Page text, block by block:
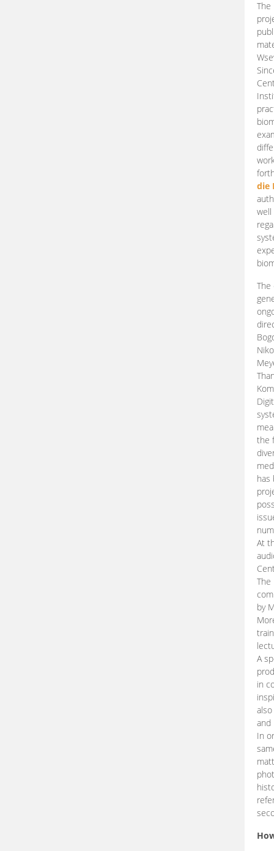
die
well
The
the
has
At
The
by
A
in
and
In